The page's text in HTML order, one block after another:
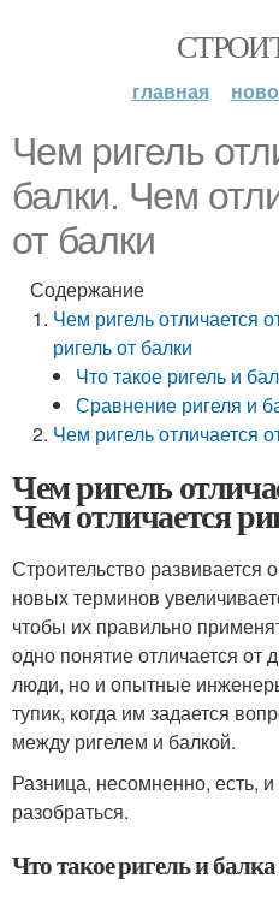
главная
Чем ригель
балки. Чем
от балки
Содержание
Чем ригель отличается
ригель от балки
Что такое ригель и
Сравнение ригеля и
Чем ригель отличается
Чем ригель
Чем отличается
Строительство развивается
новых терминов
чтобы их правильно
одно понятие отличается от
люди, но и опытные
тупик, когда им задается
между ригелем и балкой.
Разница, несомненно, есть,
разобраться.
Что такое ригель и балка